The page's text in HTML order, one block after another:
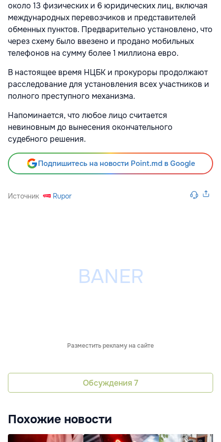
около 13 физических и 6 юридических лиц, включая
международных перевозчиков и представителей
обменных пунктов. Предварительно установлено, что
через схему было ввезено и продано мобильных
телефонов на сумму более 1 миллиона евро.
В настоящее время НЦБК и прокуроры продолжают
расследование для установления всех участников и
полного преступного механизма.
Напоминается, что любое лицо считается
невиновным до вынесения окончательного
судебного решения.
Подпишитесь на новости Point.md в Google
Источник Rupor
Разместить рекламу на сайте
Обсуждения 7
Похожие новости